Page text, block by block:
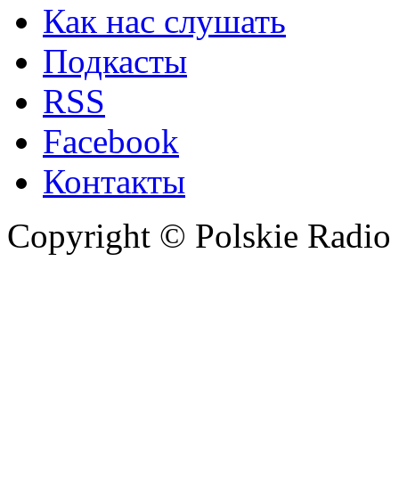
Как нас слушать
Подкасты
RSS
Facebook
Контакты
Copyright © Polskie